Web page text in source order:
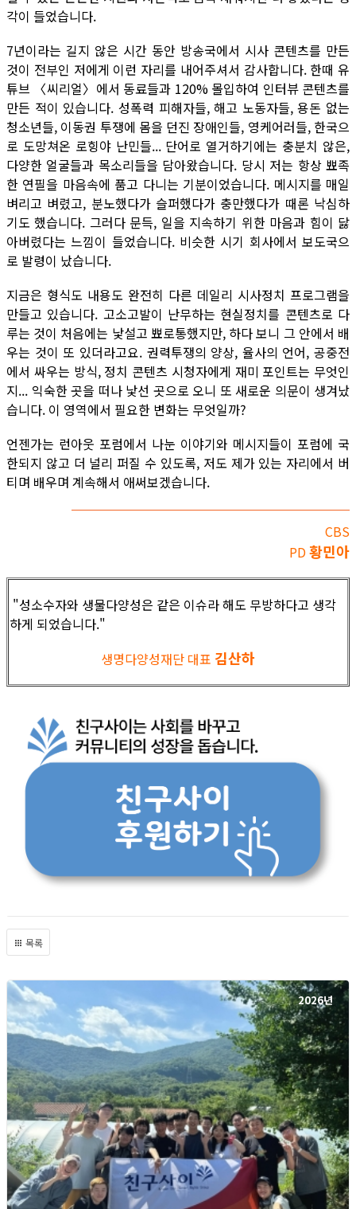
각이 들었습니다.
7년이라는 길지 않은 시간 동안 방송국에서 시사 콘텐츠를 만든
것이 전부인 저에게 이런 자리를 내어주셔서 감사합니다. 한때 유
튜브 〈씨리얼〉에서 동료들과 120% 몰입하여 인터뷰 콘텐츠를
만든 적이 있습니다. 성폭력 피해자들, 해고 노동자들, 용돈 없는
청소년들, 이동권 투쟁에 몸을 던진 장애인들, 영케어러들, 한국으
로 도망쳐온 로힝야 난민들... 단어로 열거하기에는 충분치 않은,
다양한 얼굴들과 목소리들을 담아왔습니다. 당시 저는 항상 뾰족
한 연필을 마음속에 품고 다니는 기분이었습니다. 메시지를 매일
벼리고 벼렸고, 분노했다가 슬퍼했다가 충만했다가 때론 낙심하
기도 했습니다. 그러다 문득, 일을 지속하기 위한 마음과 힘이 닳
아버렸다는 느낌이 들었습니다. 비슷한 시기 회사에서 보도국으
로 발령이 났습니다.
지금은 형식도 내용도 완전히 다른 데일리 시사정치 프로그램을
만들고 있습니다. 고소고발이 난무하는 현실정치를 콘텐츠로 다
루는 것이 처음에는 낯설고 뾰로통했지만, 하다 보니 그 안에서 배
우는 것이 또 있더라고요. 권력투쟁의 양상, 율사의 언어, 공중전
에서 싸우는 방식, 정치 콘텐츠 시청자에게 재미 포인트는 무엇인
지... 익숙한 곳을 떠나 낯선 곳으로 오니 또 새로운 의문이 생겨났
습니다. 이 영역에서 필요한 변화는 무엇일까?
언젠가는 런아웃 포럼에서 나눈 이야기와 메시지들이 포럼에 국
한되지 않고 더 널리 퍼질 수 있도록, 저도 제가 있는 자리에서 버
티며 배우며 계속해서 애써보겠습니다.
CBS
PD황민아
"성소수자와 생물다양성은 같은 이슈라 해도 무방하다고 생각
하게 되었습니다."
생명다양성재단 대표 김산하
목록
2026년